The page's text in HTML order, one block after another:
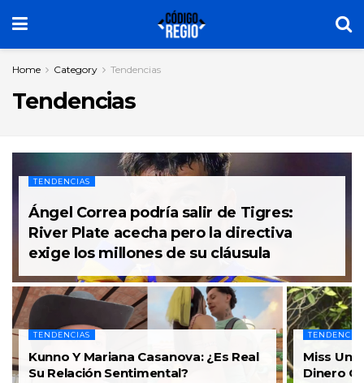
Home Category Tendencias
Tendencias
TENDENCIAS
Ángel Correa podría salir de Tigres:
River Plate acecha pero la directiva
exige los millones de su cláusula
TENDENCIAS
Kunno Y Mariana Casanova: ¿Es Real
Su Relación Sentimental?
Miss
Dinero